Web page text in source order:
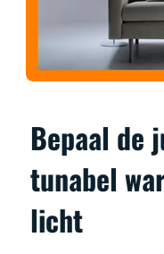
Bepaal de
tunabel
licht